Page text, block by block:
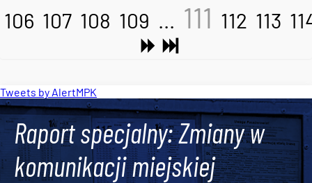
106 107 108 109 ... 111 112 113
Tweets by AlertMPK
Raport specjalny: Zmiany w
komunikacji miejskiej